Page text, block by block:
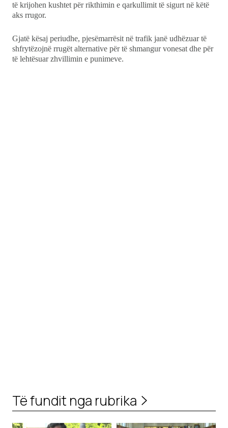
të krijohen kushtet për rikthimin e qarkullimit të sigurt në këtë
aks rrugor.
Gjatë kësaj periudhe, pjesëmarrësit në trafik janë udhëzuar të
shfrytëzojnë rrugët alternative për të shmangur vonesat dhe për
të lehtësuar zhvillimin e punimeve.
Të fundit nga rubrika